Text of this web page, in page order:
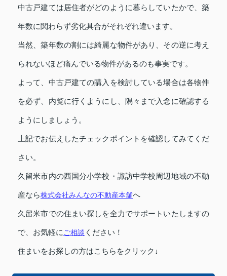
中古戸建ては居住者がどのように暮らしていたかで、築
年数に関わらず劣化具合がそれぞれ違います。
当然、築年数の割には綺麗な物件があり、その逆に考え
られないほど痛んでいる物件があるのも事実です。
よって、中古戸建ての購入を検討している場合は各物件
を必ず、内覧に行くようにし、隅々まで入念に確認する
ようにしましょう。
上記でお伝えしたチェックポイントを確認してみてくだ
さい。
久留米市内の西国分小学校・諏訪中学校周辺地域の不動
産なら株式会社みんなの不動産本舗へ
久留米市での住まい探しを全力でサポートいたしますの
で、お気軽に ご相談 ください！
住まいをお探しの方はこちらをクリック↓